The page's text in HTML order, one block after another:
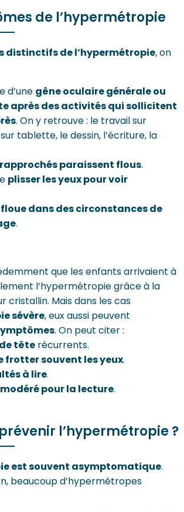
de l’hypermétropie
distinctifs de l’hypermétropie, on
d’une gêne oculaire générale ou
après des activités qui sollicitent
. On y retrouve : le travail sur
tablette, le dessin, l’écriture, la
paraissent flous.
plisser les yeux pour voir
dans des circonstances de
.
que les enfants arrivaient à
l’hypermétropie grâce à la
cristallin. Mais dans les cas
sévère, eux aussi peuvent
. On peut citer :
têterécurrents.
frotter souvent les yeux.
à lire.
pour la lecture.
l’hypermétropie ?
est souvent asymptomatique.
beaucoup d’hypermétropes